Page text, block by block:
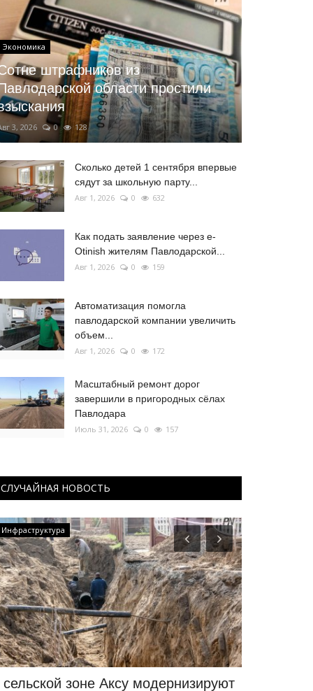
Экономика
штрафников из
области простили
3, 2026 0 128
Сколько детей 1 сентября впервые
сядут за школьную парту...
Авг 1, 2026 0 632
Как подать заявление через e-
Otinish жителям Павлодарской...
Авг 1, 2026 0 159
Автоматизация помогла
павлодарской компании увеличить
объем...
Авг 1, 2026 0 172
Масштабный ремонт дорог
завершили в пригородных сёлах
Павлодара
Июль 31, 2026 0 157
СЛУЧАЙНАЯ НОВОСТЬ
Инфраструктура
зоне Аксу модернизируют